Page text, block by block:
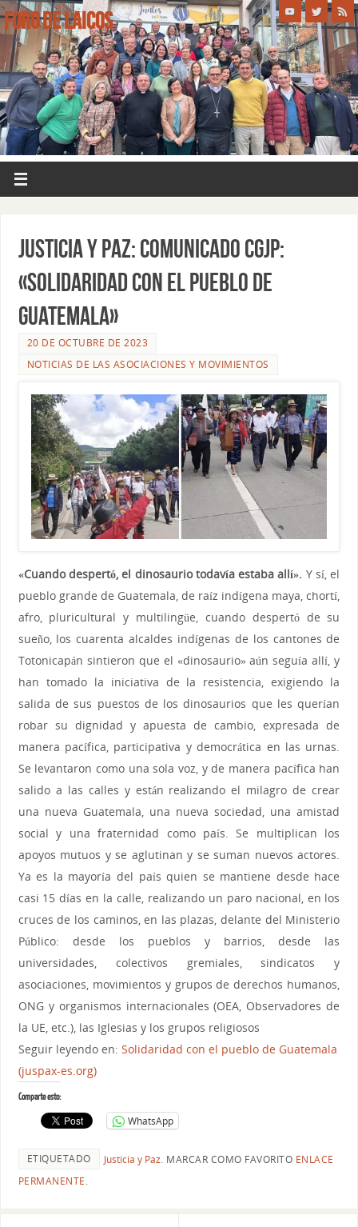
FORO DE LAICOS
JUSTICIA Y PAZ: COMUNICADO CGJP:
«SOLIDARIDAD CON EL PUEBLO DE
GUATEMALA»
20 DE OCTUBRE DE 2023
NOTICIAS DE LAS ASOCIACIONES Y MOVIMIENTOS
«Cuando despertó, el dinosaurio todavía estaba allí». Y sí, el
pueblo grande de Guatemala, de raíz indígena maya, chortí,
afro, pluricultural y multilingüe, cuando despertó de su
sueño, los cuarenta alcaldes indígenas de los cantones de
Totonicapán sintieron que el «dinosaurio» aún seguía allí, y
han tomado la iniciativa de la resistencia, exigiendo la
salida de sus puestos de los dinosaurios que les querían
robar su dignidad y apuesta de cambio, expresada de
manera pacífica, participativa y democrática en las urnas.
Se levantaron como una sola voz, y de manera pacífica han
salido a las calles y están realizando el milagro de crear
una nueva Guatemala, una nueva sociedad, una amistad
social y una fraternidad como país. Se multiplican los
apoyos mutuos y se aglutinan y se suman nuevos actores.
Ya es la mayoría del país quien se mantiene desde hace
casi 15 días en la calle, realizando un paro nacional, en los
cruces de los caminos, en las plazas, delante del Ministerio
Público: desde los pueblos y barrios, desde las
universidades, colectivos gremiales, sindicatos y
asociaciones, movimientos y grupos de derechos humanos,
ONG y organismos internacionales (OEA, Observadores de
la UE, etc.), las Iglesias y los grupos religiosos
Seguir leyendo en: Solidaridad con el pueblo de Guatemala
(juspax-es.org)
Comparte esto:
WhatsApp
ETIQUETADO Justicia y Paz. MARCAR COMO FAVORITO ENLACE
PERMANENTE.